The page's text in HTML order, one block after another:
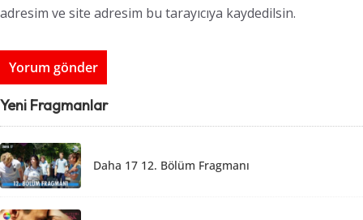
adresim ve site adresim bu tarayıcıya kaydedilsin.
Yeni Fragmanlar
Daha 17 12. Bölüm Fragmanı